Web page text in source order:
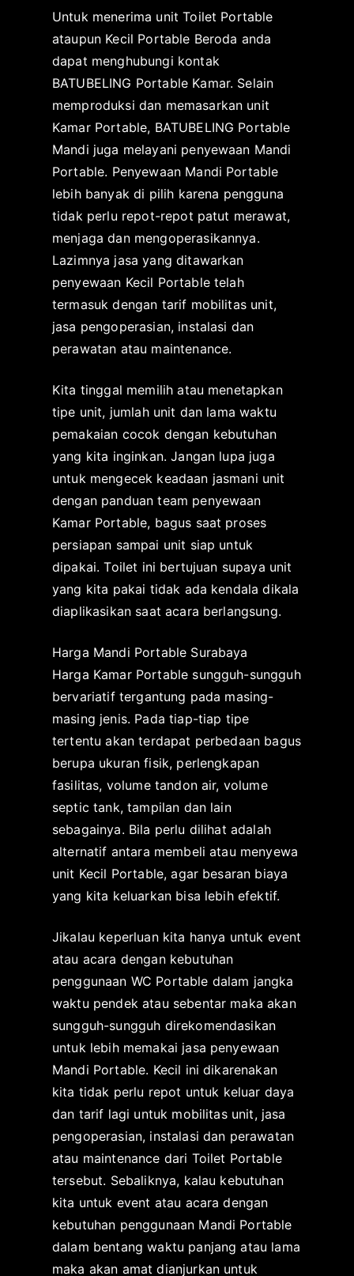
Untuk menerima unit Toilet Portable
ataupun Kecil Portable Beroda anda
dapat menghubungi kontak
BATUBELING Portable Kamar. Selain
memproduksi dan memasarkan unit
Kamar Portable, BATUBELING Portable
Mandi juga melayani penyewaan Mandi
Portable. Penyewaan Mandi Portable
lebih banyak di pilih karena pengguna
tidak perlu repot-repot patut merawat,
menjaga dan mengoperasikannya.
Lazimnya jasa yang ditawarkan
penyewaan Kecil Portable telah
termasuk dengan tarif mobilitas unit,
jasa pengoperasian, instalasi dan
perawatan atau maintenance.
Kita tinggal memilih atau menetapkan
tipe unit, jumlah unit dan lama waktu
pemakaian cocok dengan kebutuhan
yang kita inginkan. Jangan lupa juga
untuk mengecek keadaan jasmani unit
dengan panduan team penyewaan
Kamar Portable, bagus saat proses
persiapan sampai unit siap untuk
dipakai. Toilet ini bertujuan supaya unit
yang kita pakai tidak ada kendala dikala
diaplikasikan saat acara berlangsung.
Harga Mandi Portable Surabaya
Harga Kamar Portable sungguh-sungguh
bervariatif tergantung pada masing-
masing jenis. Pada tiap-tiap tipe
tertentu akan terdapat perbedaan bagus
berupa ukuran fisik, perlengkapan
fasilitas, volume tandon air, volume
septic tank, tampilan dan lain
sebagainya. Bila perlu dilihat adalah
alternatif antara membeli atau menyewa
unit Kecil Portable, agar besaran biaya
yang kita keluarkan bisa lebih efektif.
Jikalau keperluan kita hanya untuk event
atau acara dengan kebutuhan
penggunaan WC Portable dalam jangka
waktu pendek atau sebentar maka akan
sungguh-sungguh direkomendasikan
untuk lebih memakai jasa penyewaan
Mandi Portable. Kecil ini dikarenakan
kita tidak perlu repot untuk keluar daya
dan tarif lagi untuk mobilitas unit, jasa
pengoperasian, instalasi dan perawatan
atau maintenance dari Toilet Portable
tersebut. Sebaliknya, kalau kebutuhan
kita untuk event atau acara dengan
kebutuhan penggunaan Mandi Portable
dalam bentang waktu panjang atau lama
maka akan amat dianjurkan untuk